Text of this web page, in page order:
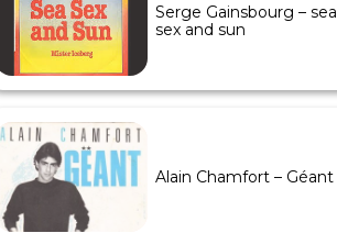
Serge Gainsbourg – sea
sex and sun
Alain Chamfort – Géant